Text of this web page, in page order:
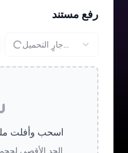
رفع مستند
جارٍ التحميل...
اسحب وأفلت
الحد الأقصى لحجم الملف